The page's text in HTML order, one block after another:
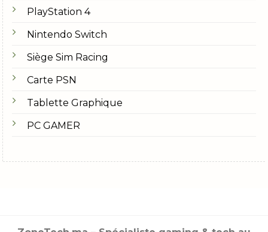
PlayStation 4
Nintendo Switch
Siège Sim Racing
Carte PSN
Tablette Graphique
PC GAMER